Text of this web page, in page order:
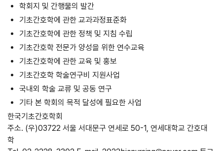
학회지 및 간행물의 발간
기초간호학에 관한 교과과정표준화
기초간호학에 관한 정책 및 지침 수립
기초간호학 전문가 양성을 위한 연수교육
기초간호학에 관한 교육 및 홍보
기초간호학 학술연구비 지원사업
국내외 학술 교류 및 공동 연구
기타 본 학회의 목적 달성에 필요한 사업
한국기초간호학회
주소. (우)03722 서울 서대문구 연세로 50-1, 연세대학교 간호대
학